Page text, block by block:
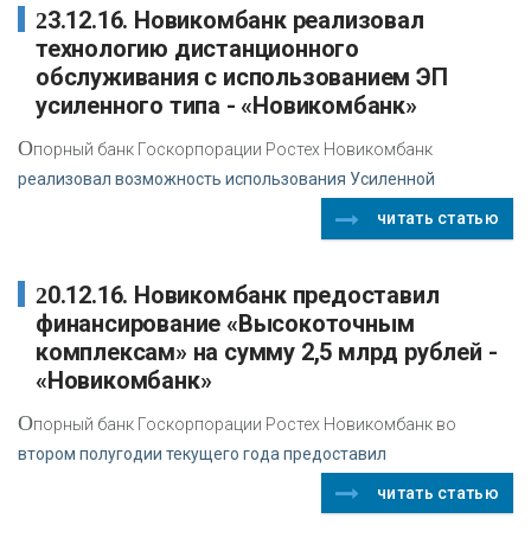
23.12.16. Новикомбанк реализовал
технологию дистанционного
обслуживания с использованием ЭП
усиленного типа - «Новикомбанк»
Опорный банк Госкорпорации Ростех Новикомбанк
реализовал возможность использования Усиленной
читать статью
20.12.16. Новикомбанк предоставил
финансирование «Высокоточным
комплексам» на сумму 2,5 млрд рублей -
«Новикомбанк»
Опорный банк Госкорпорации Ростех Новикомбанк во
втором полугодии текущего года предоставил
читать статью